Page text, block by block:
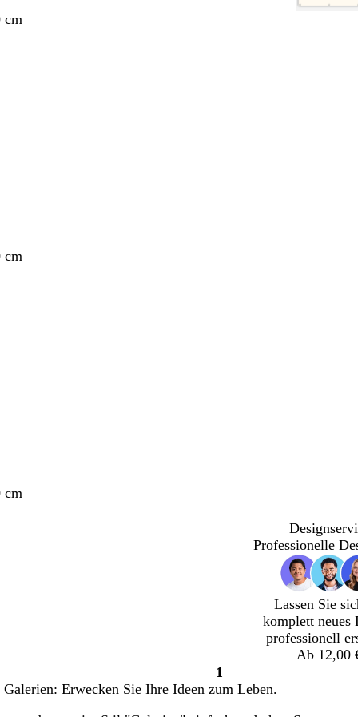
cm
cm
cm
Professionelle
Lassen Sie
komplett neues
professionell
Ab 12,00
Seite
1
1
Galerien: Erwecken Sie Ihre Ideen zum Leben.